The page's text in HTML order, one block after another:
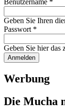
Benutzername *
Geben Sie Ihren
Passwort *
Geben Sie hier das
Werbung
Die Mucha